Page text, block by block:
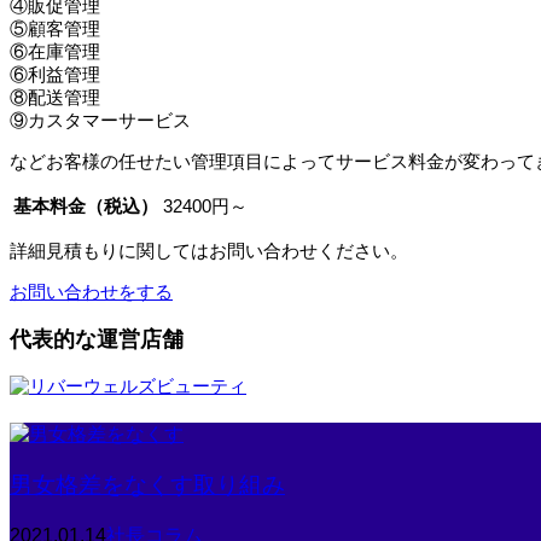
④販促管理
⑤顧客管理
⑥在庫管理
⑥利益管理
⑧配送管理
⑨カスタマーサービス
などお客様の任せたい管理項目によってサービス料金が変わって
基本料金（税込） 32400円～
詳細見積もりに関してはお問い合わせください。
お問い合わせをする
代表的な運営店舗
男女格差をなくす取り組み
2021.01.14社長コラム